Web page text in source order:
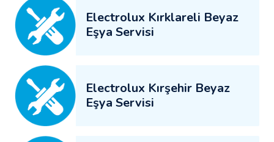
Electrolux Kırklareli Beyaz
Eşya Servisi
Electrolux Kırşehir Beyaz
Eşya Servisi